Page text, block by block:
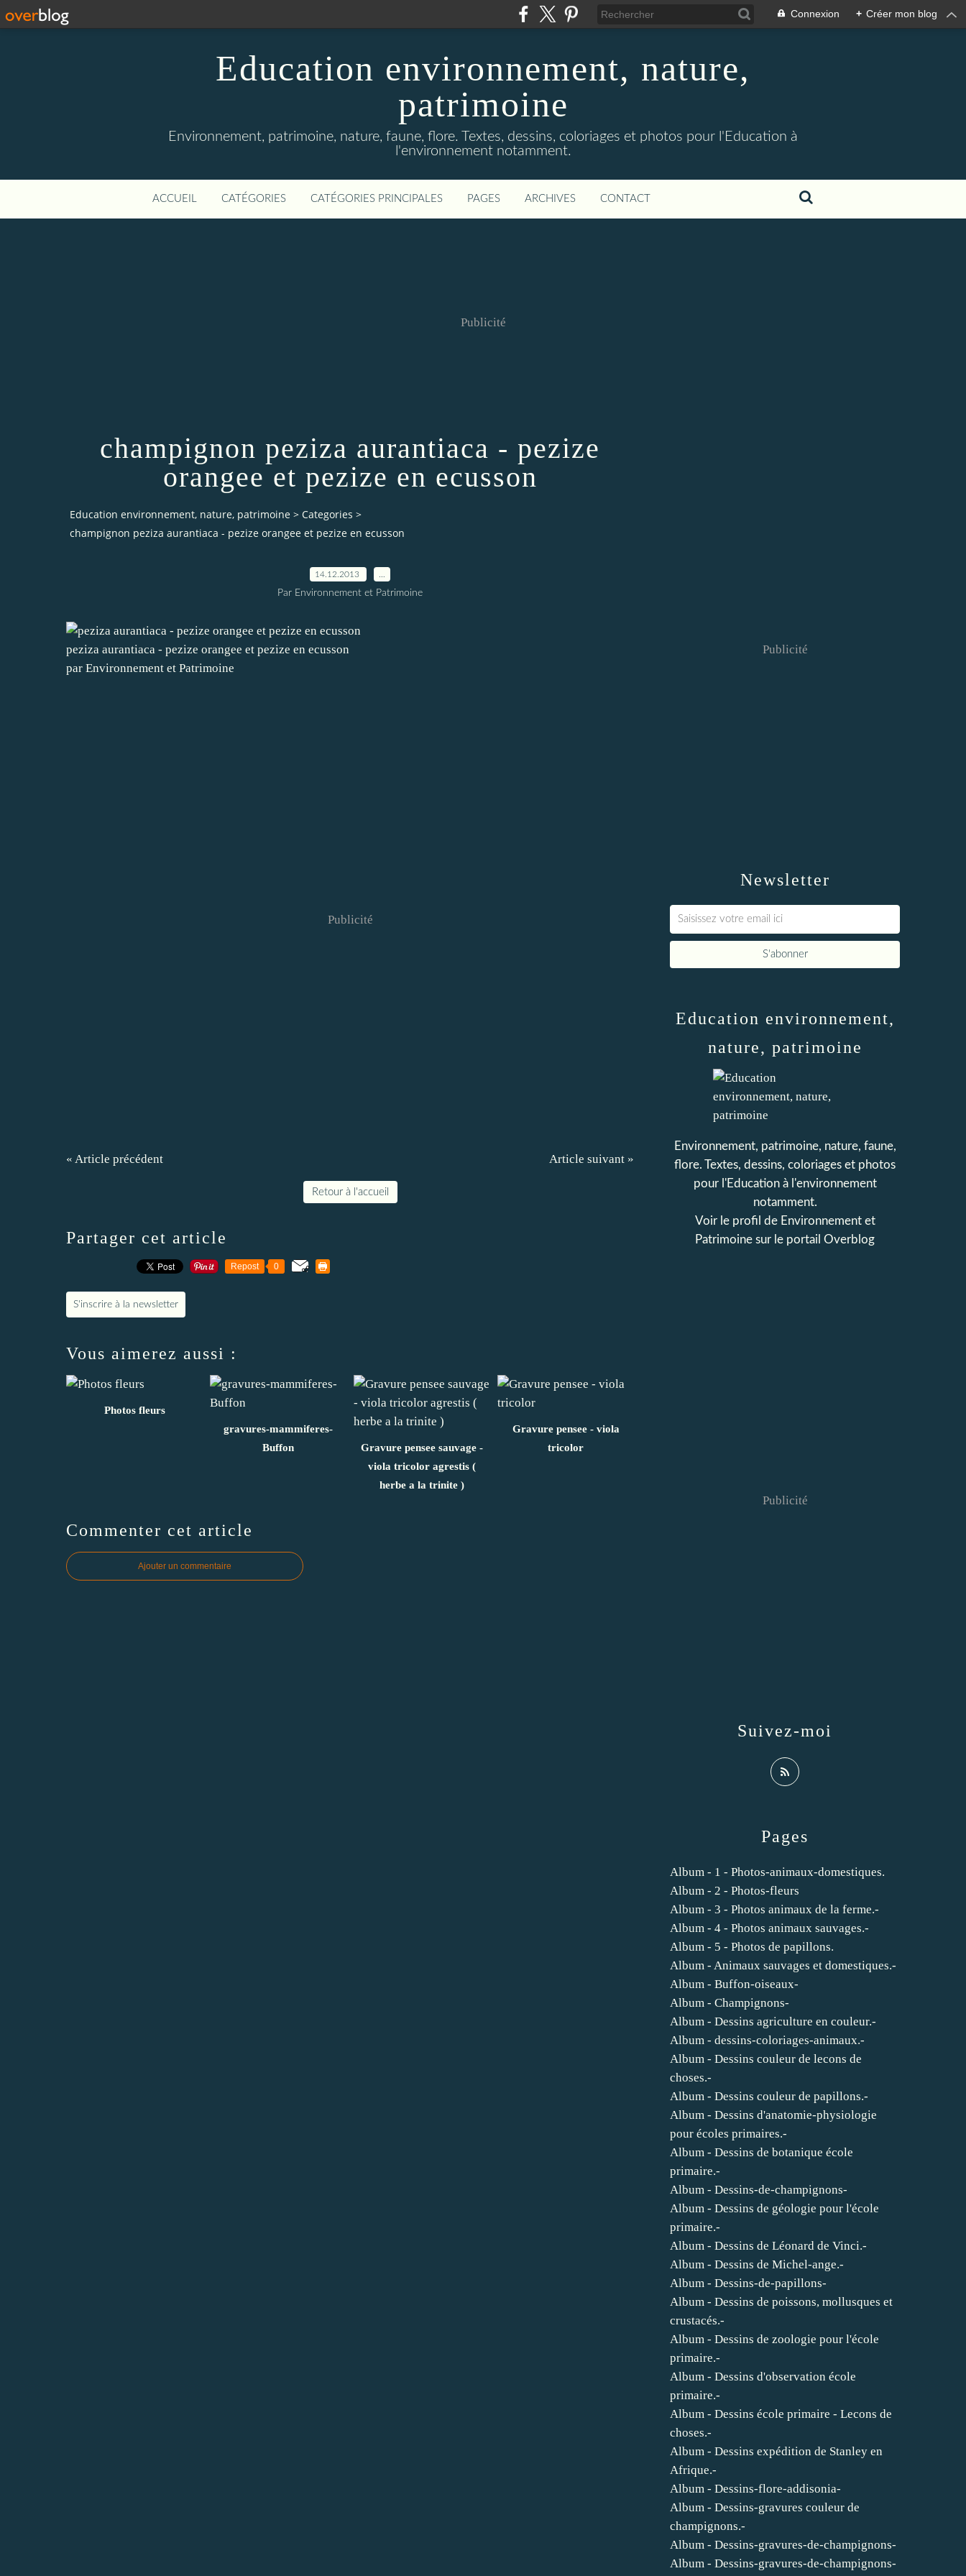
Connexion + Créer mon blog
Education environnement, nature,
patrimoine
Environnement, patrimoine, nature, faune, flore. Textes, dessins, coloriages et photos pour l'Education à
l'environnement notamment.
ACCUEIL CATÉGORIES CATÉGORIES PRINCIPALES PAGES ARCHIVES CONTACT
Publicité
champignon peziza aurantiaca - pezize
orangee et pezize en ecusson
Education environnement, nature, patrimoine > Categories >
champignon peziza aurantiaca - pezize orangee et pezize en ecusson
14.12.2013
Par Environnement et Patrimoine
peziza aurantiaca - pezize orangee et pezize en ecusson
par Environnement et Patrimoine
Publicité
« Article précédent Article suivant »
Retour à l'accueil
Partager cet article
Repost 0
S'inscrire à la newsletter
Vous aimerez aussi :
Photos fleurs
gravures-mammiferes-
Buffon
Gravure pensee sauvage -
viola tricolor agrestis (
herbe a la trinite )
Gravure pensee - viola
tricolor
Commenter cet article
Ajouter un commentaire
Newsletter
Publicité
Pages
Album - 1 - Photos-animaux-domestiques.
Album - 2 - Photos-fleurs
Album - 3 - Photos animaux de la ferme.-
Album - 4 - Photos animaux sauvages.-
Album - 5 - Photos de papillons.
Album - Animaux sauvages et domestiques.-
Album - Buffon-oiseaux-
Album - Champignons-
Album - Dessins agriculture en couleur.-
Album - dessins-coloriages-animaux.-
Album - Dessins couleur de lecons de
choses.-
Album - Dessins couleur de papillons.-
Album - Dessins d'anatomie-physiologie
pour écoles primaires.-
Album - Dessins de botanique école
primaire.-
Album - Dessins-de-champignons-
Album - Dessins de géologie pour l'école
primaire.-
Album - Dessins de Léonard de Vinci.-
Album - Dessins de Michel-ange.-
Album - Dessins-de-papillons-
Album - Dessins de poissons, mollusques et
crustacés.-
Album - Dessins de zoologie pour l'école
primaire.-
Album - Dessins d'observation école
primaire.-
Album - Dessins école primaire - Lecons de
choses.-
Album - Dessins expédition de Stanley en
Afrique.-
Album - Dessins-flore-addisonia-
Album - Dessins-gravures couleur de
champignons.-
Album - Dessins-gravures-de-champignons-
Album - Dessins-gravures-de-champignons-
Education environnement,
nature, patrimoine
Environnement, patrimoine, nature, faune,
flore. Textes, dessins, coloriages et photos
pour l'Education à l'environnement
notamment.
Voir le profil de Environnement et
Patrimoine sur le portail Overblog
Suivez-moi
Publicité